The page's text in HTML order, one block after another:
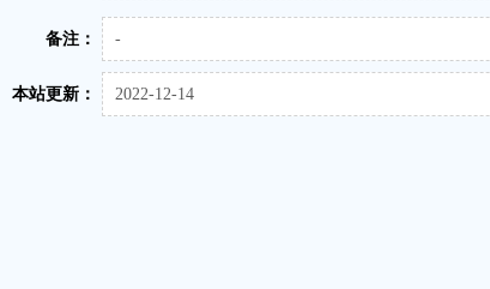
备注： -
本站更新： 2022-12-14